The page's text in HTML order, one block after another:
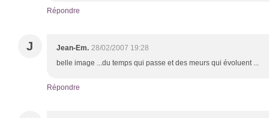
Répondre
J Jean-Em. 28/02/2007 19:28
belle image ...du temps qui passe et des meurs qui évoluent ...
Répondre